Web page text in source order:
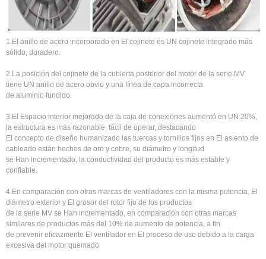
1.El anillo de acero incorporado en El cojinete es UN cojinete integrado más
sólido, duradero.
2.La posición del cojinete de la cubierta posterior del motor de la serie MV
tiene UN anillo de acero obvio y una línea de capa incorrecta
de aluminio fundido.
3.El Espacio interior mejorado de la caja de conexiones aumentó en UN 20%,
la estructura es más razonable, fácil de operar, destacando
El concepto de diseño humanizado las tuercas y tornillos fijos en El asiento de
cableado están hechos de oro y cobre, su diámetro y longitud
se Han incrementado, la conductividad del producto es más estable y
confiable.
4.En comparación con otras marcas de ventiladores con la misma potencia, El
diámetro exterior y El grosor del rotor fijo de los productos
de la serie MV se Han incrementado, en comparación con otras marcas
similares de productos más del 10% de aumento de potencia, a fin
de prevenir eficazmente El ventilador en El proceso de uso debido a la carga
excesiva del motor quemado